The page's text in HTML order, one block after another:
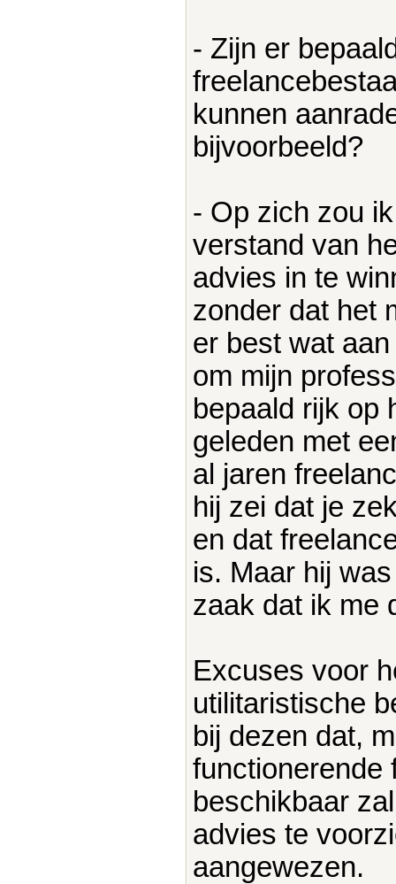
- Zijn er
kunnen
bijvoorbeeld?
- Op zich zou
verstand van
advies in te
zonder dat het
er best wat
om mijn
bepaald rijk op
geleden met
al jaren
hij zei dat je
en dat
is. Maar hij
zaak dat ik me
Excuses voor
utilitaristische
bij dezen dat,
functionerende
beschikbaar
advies te
aangewezen.